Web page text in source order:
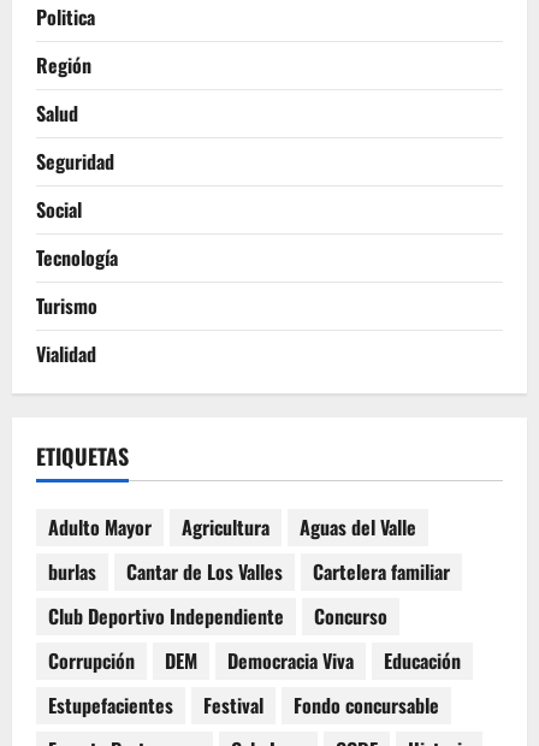
Politica
Región
Salud
Seguridad
Social
Tecnología
Turismo
Vialidad
ETIQUETAS
Adulto Mayor Agricultura
Aguas del Valle
burlas
Cantar de Los Valles
Cartelera familiar
Club Deportivo Independiente
Concurso
Corrupción
DEM Democracia Viva
Educación
Estupefacientes
Festival
Fondo concursable